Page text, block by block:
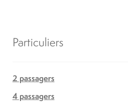
Particuliers
2 passagers
4 passagers